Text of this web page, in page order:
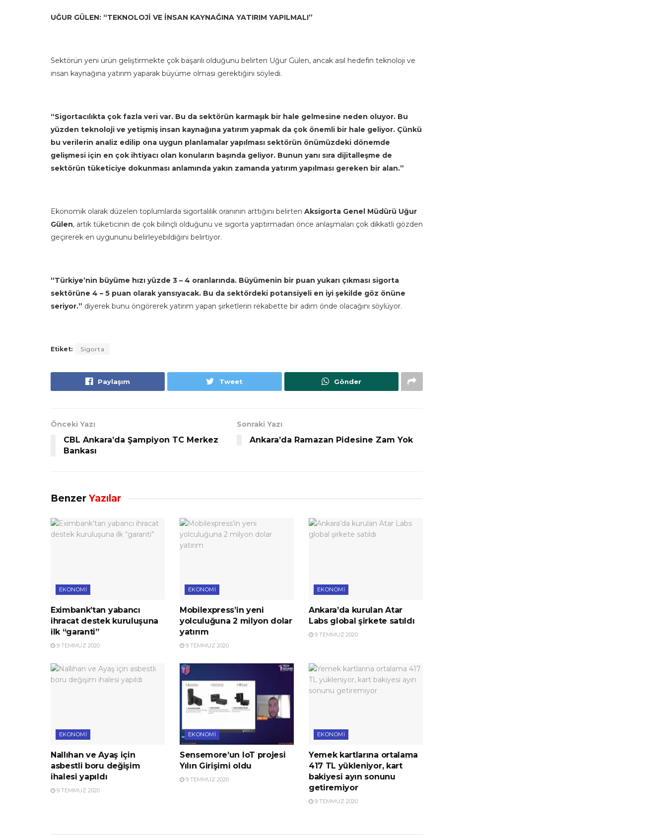
UĞUR GÜLEN: “TEKNOLOJİ VE İNSAN KAYNAĞINA YATIRIM YAPILMALI”
Sektörün yeni ürün geliştirmekte çok başarılı olduğunu belirten Uğur Gülen, ancak asıl hedefin teknoloji ve
insan kaynağına yatırım yaparak büyüme olması gerektiğini söyledi.
“Sigortacılıkta çok fazla veri var. Bu da sektörün karmaşık bir hale gelmesine neden oluyor. Bu
yüzden teknoloji ve yetişmiş insan kaynağına yatırım yapmak da çok önemli bir hale geliyor. Çünkü
bu verilerin analiz edilip ona uygun planlamalar yapılması sektörün önümüzdeki dönemde
gelişmesi için en çok ihtiyacı olan konuların başında geliyor. Bunun yanı sıra dijitalleşme de
sektörün tüketiciye dokunması anlamında yakın zamanda yatırım yapılması gereken bir alan.”
Ekonomik olarak düzelen toplumlarda sigortalılık oranının arttığını belirten Aksigorta Genel Müdürü Uğur
Gülen, artık tüketicinin de çok bilinçli olduğunu ve sigorta yaptırmadan önce anlaşmaları çok dikkatli gözden
geçirerek en uygununu belirleyebildiğini belirtiyor.
“Türkiye’nin büyüme hızı yüzde 3 – 4 oranlarında. Büyümenin bir puan yukarı çıkması sigorta
sektörüne 4 – 5 puan olarak yansıyacak. Bu da sektördeki potansiyeli en iyi şekilde göz önüne
seriyor.” diyerek bunu öngörerek yatırım yapan şirketlerin rekabette bir adım önde olacağını söylüyor.
Etiket: Sigorta
Paylaşım Tweet Gönder
Önceki Yazı
CBL Ankara’da Şampiyon TC Merkez
Bankası
Sonraki Yazı
Ankara’da Ramazan Pidesine Zam Yok
Benzer Yazılar
EKONOMI
Eximbank’tan yabancı
ihracat destek kuruluşuna
ilk “garanti”
9 TEMMUZ 2020
EKONOMI
Mobilexpress’in yeni
yolculuğuna 2 milyon dolar
yatırım
9 TEMMUZ 2020
EKONOMI
Ankara’da kurulan Atar
Labs global şirkete satıldı
9 TEMMUZ 2020
EKONOMI
Nallıhan ve Ayaş için
asbestli boru değişim
ihalesi yapıldı
9 TEMMUZ 2020
EKONOMI
Sensemore’un IoT projesi
Yılın Girişimi oldu
9 TEMMUZ 2020
EKONOMI
Yemek kartlarına ortalama
417 TL yükleniyor, kart
bakiyesi ayın sonunu
getiremiyor
9 TEMMUZ 2020